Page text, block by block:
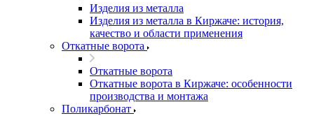
Изделия из металла
Изделия из металла в Киржаче: история,
качество и области применения
Откатные ворота
Откатные ворота
Откатные ворота в Киржаче: особенности
производства и монтажа
Поликарбонат